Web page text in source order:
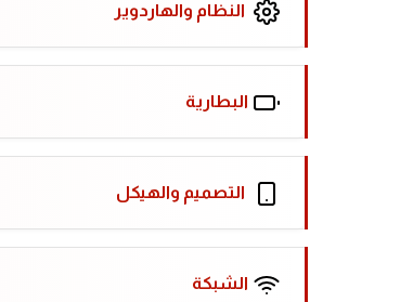
النظام والهاردوير
البطارية
التصميم والهيكل
الشبكة